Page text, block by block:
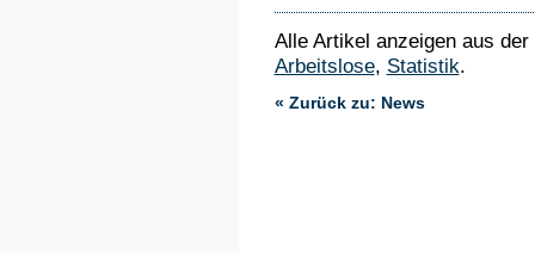
Alle Artikel anzeigen aus
Arbeitslose, Statistik.
« Zurück zu: News